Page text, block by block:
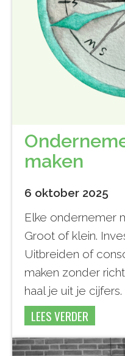
maken
6 oktober 2025
Elke ondernemer
Groot of klein.
Uitbreiden of
maken zonder
haal je uit je cijfers.
LEES VERDER